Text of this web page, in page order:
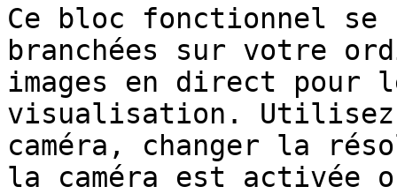
Ce bloc fonctionnel se
branchées sur votre
images en direct pour
visualisation.
caméra, changer la
la caméra est activée